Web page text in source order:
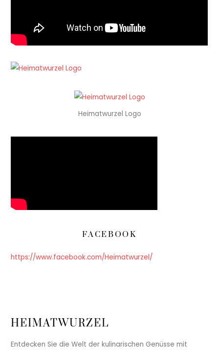
Heimatwurzel Logo
FACEBOOK
https://www.facebook.com/Heimatwurzel/
HEIMATWURZEL
Entdecken Sie die Welt der kulinarischen Genüsse mit